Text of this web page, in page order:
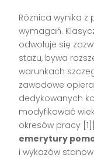
Różnica wynika
wymagań.
odwołuje się
stażu, bywa
warunkach
zawodowe
dedykowanych
modyfikować
okresów pracy
emerytury
i wykazów